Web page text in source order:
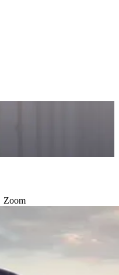
Zoom